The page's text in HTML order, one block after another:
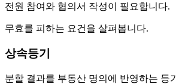
전원 참여와 협의서 작성이 필요합니다.
무효를 피하는 요건을 살펴봅니다.
상속등기
분할 결과를 부동산 명의에 반영하는 등